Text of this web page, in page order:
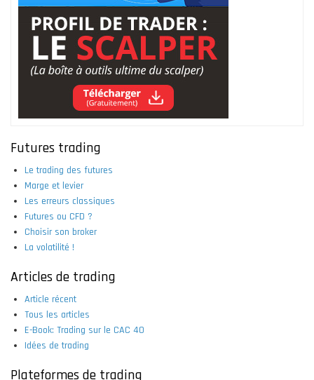
Futures trading
Le trading des futures
Marge et levier
Les erreurs classiques
Futures ou CFD ?
Choisir son broker
La volatilité !
Articles de trading
Article récent
Tous les articles
E-Book: Trading sur le CAC 40
Idées de trading
Plateformes de trading